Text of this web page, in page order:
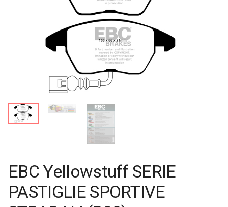
EBC Yellowstuff SERIE
PASTIGLIE SPORTIVE